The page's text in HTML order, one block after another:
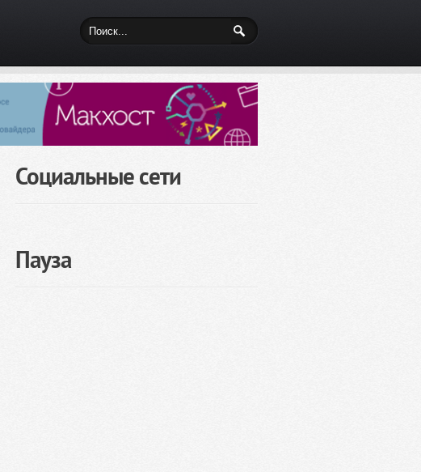
Социальные сети
Пауза